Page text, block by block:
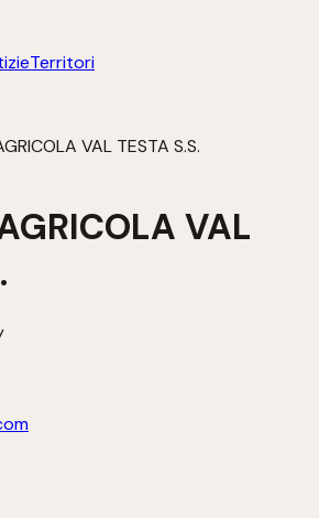
Territori
VAL TESTA S.S.
VAL